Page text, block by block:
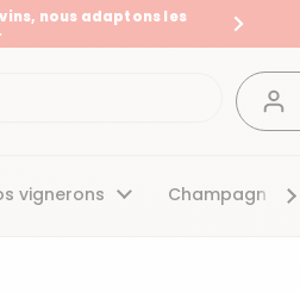
nous adaptons les
Suivant
vignerons Champagnes